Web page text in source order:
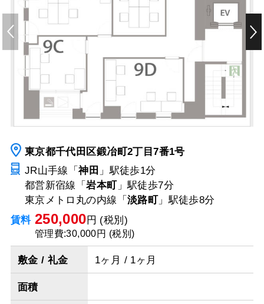
東京都千代田区鍛冶町2丁目7番1号
JR山手線「神田 」駅徒歩1分
都営新宿線「岩本町 」駅徒歩7分
東京メトロ丸の内線「 淡路町 」駅徒歩8分
賃料 250,000 円 (税別)
管理費:30,000円 (税別)
敷金 / 礼金 1ヶ月 / 1ヶ月
面積